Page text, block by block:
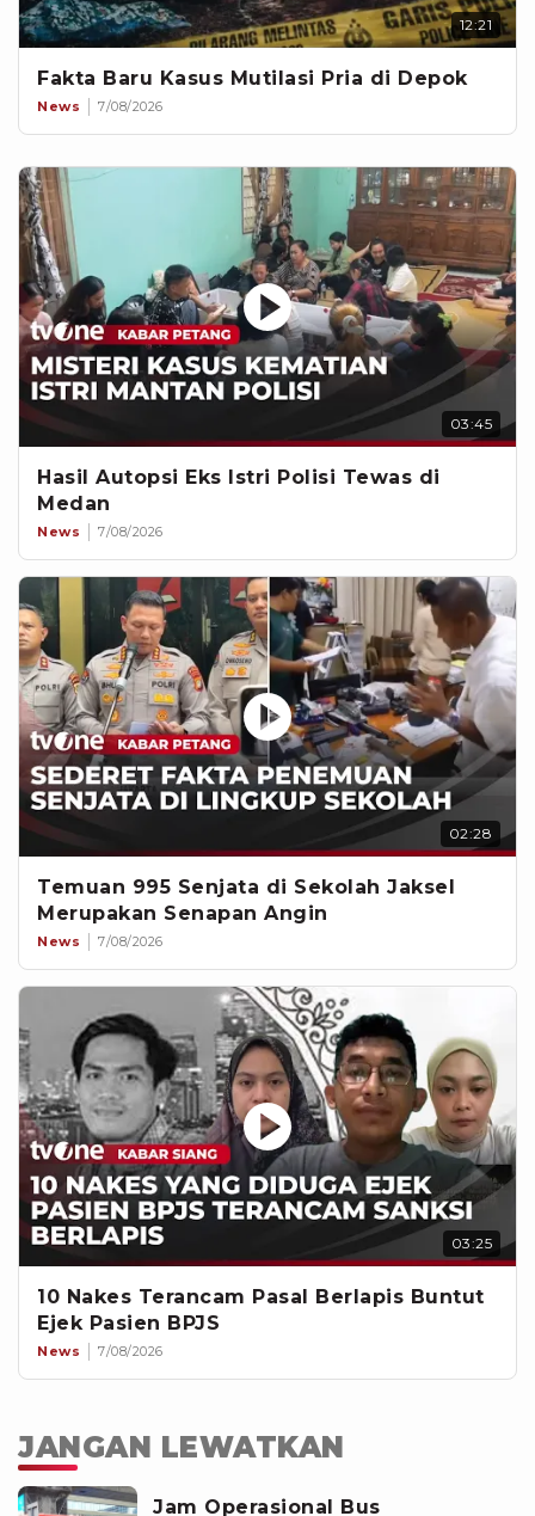
12:21
Fakta Baru Kasus Mutilasi Pria di Depok
News 7/08/2026
03:45
Hasil Autopsi Eks Istri Polisi Tewas di
Medan
News 7/08/2026
02:28
Temuan 995 Senjata di Sekolah Jaksel
Merupakan Senapan Angin
News 7/08/2026
03:25
10 Nakes Terancam Pasal Berlapis Buntut
Ejek Pasien BPJS
News 7/08/2026
JANGAN LEWATKAN
Jam Operasional Bus